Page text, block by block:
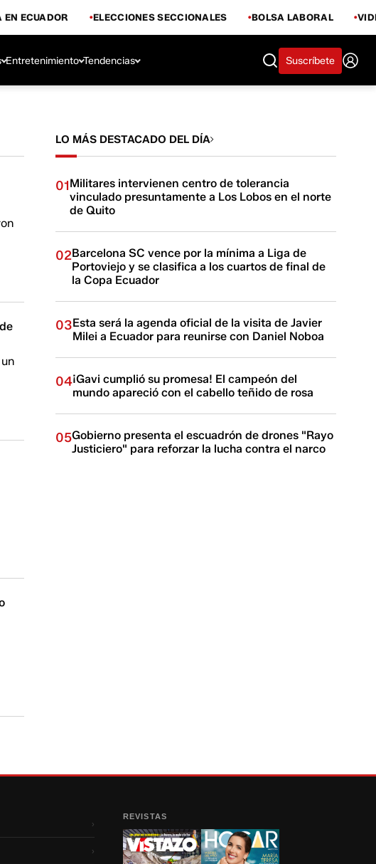
EN ECUADOR ELECCIONES SECCIONALES BOLSA LABORAL
Entretenimiento Tendencias Suscríbete
LO MÁS DESTACADO DEL DÍA
01Militares intervienen centro de tolerancia
vinculado presuntamente a Los Lobos en el norte
de Quito
02Barcelona SC vence por la mínima a Liga de
Portoviejo y se clasifica a los cuartos de final de
la Copa Ecuador
03Esta será la agenda oficial de la visita de Javier
Milei a Ecuador para reunirse con Daniel Noboa
04¡Gavi cumplió su promesa! El campeón del
mundo apareció con el cabello teñido de rosa
05Gobierno presenta el escuadrón de drones "Rayo
Justiciero" para reforzar la lucha contra el narco
›
›
REVISTAS